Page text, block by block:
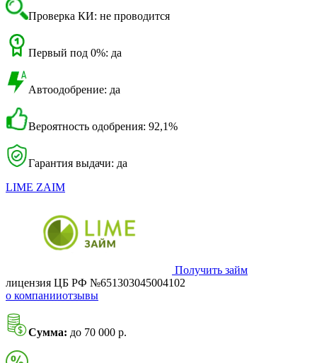
Проверка КИ: не проводится
Первый под 0%: да
Автоодобрение: да
Вероятность одобрения: 92,1%
Гарантия выдачи: да
LIME ZAIM
Получить займ
лицензия ЦБ РФ №651303045004102
о компанииотзывы
Сумма: до 70 000 р.